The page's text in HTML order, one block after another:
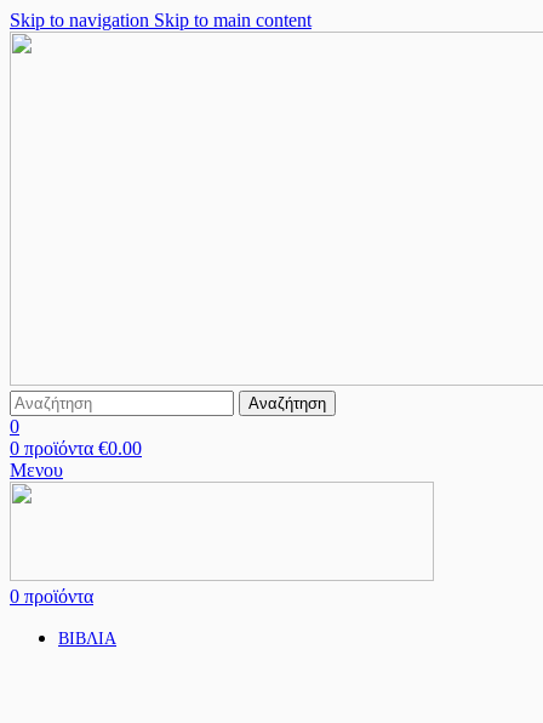
Skip to navigation Skip to main content
Αναζήτηση
0
0 προϊόντα €0.00
Μενου
0 προϊόντα
ΒΙΒΛΙΑ